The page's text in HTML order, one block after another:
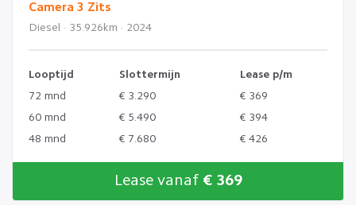
Camera 3 Zits
Diesel · 35.926km · 2024
Looptijd Slottermijn
Lease p/m
72 mnd
€ 3.290
€ 369
60 mnd
€ 5.490
€ 394
48 mnd
€ 7.680 € 426
Lease vanaf € 369